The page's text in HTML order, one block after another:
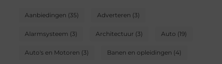
Aanbiedingen (35) Adverteren (3)
Alarmsysteem (3) Architectuur (3) Auto (19)
Auto's en Motoren (3) Banen en opleidingen (4)